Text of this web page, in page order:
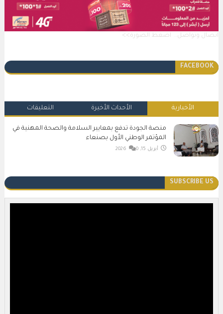
اتصال وتواصل.. اضغط الصورة>>
FACEBOOK
الأخبارية الأحداث الأخيرة التعليقات
منصة الجودة تدفع بمعايير السلامة والصحة المهنية في
المؤتمر الوطني الأول بصنعاء
أبريل 15, 2026 0
SUBSCRIBE US